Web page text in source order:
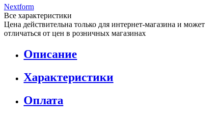
Nextform
Все характеристики
Цена действительна только для интернет-магазина и может
отличаться от цен в розничных магазинах
Описание
Характеристики
Оплата